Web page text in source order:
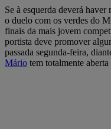
Se à esquerda deverá
o duelo com os verdes do
finais da mais jovem
portista deve promover
passada segunda-feira,
Mário tem totalmente